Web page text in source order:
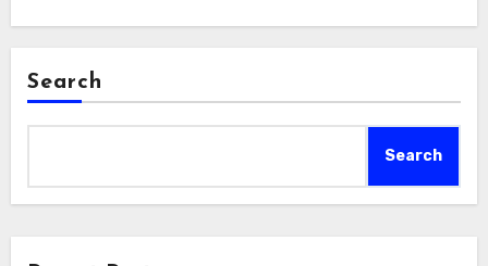
Search
Search